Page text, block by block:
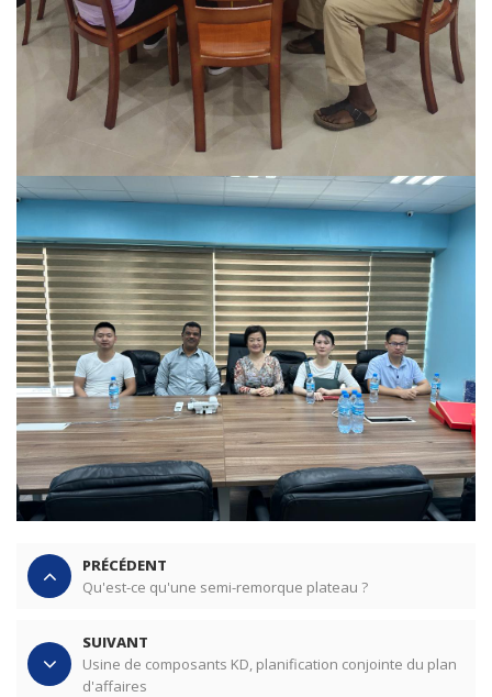
PRÉCÉDENT
Qu'est-ce qu'une semi-remorque plateau ?
SUIVANT
Usine de composants KD, planification conjointe du plan
d'affaires